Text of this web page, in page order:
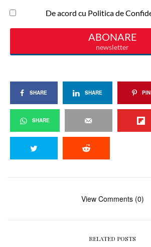
SHARE SHARE PIN
SHARE
View Comments (0)
RELATED POSTS